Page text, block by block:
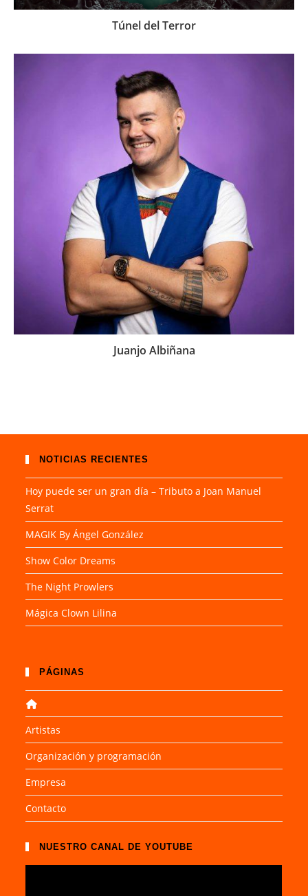
Túnel del Terror
Juanjo Albiñana
NOTICIAS RECIENTES
Hoy puede ser un gran día – Tributo a Joan Manuel
Serrat
MAGIK By Ángel González
Show Color Dreams
The Night Prowlers
Mágica Clown Lilina
PÁGINAS
Artistas
Organización y programación
Empresa
Contacto
NUESTRO CANAL DE YOUTUBE